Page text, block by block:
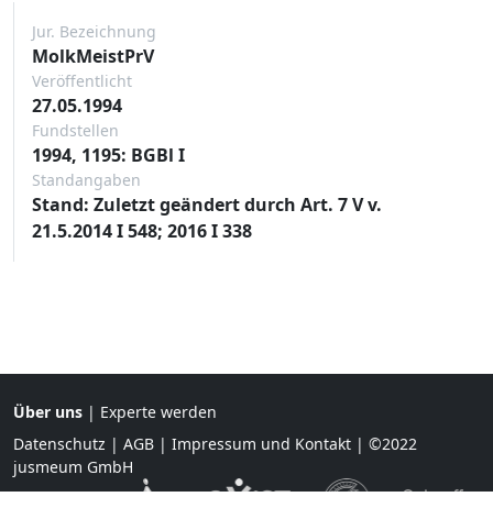
Jur. Bezeichnung
MolkMeistPrV
Veröffentlicht
27.05.1994
Fundstellen
1994, 1195: BGBl I
Standangaben
Stand: Zuletzt geändert durch Art. 7 V v.
21.5.2014 I 548; 2016 I 338
Über uns | Experte werden
Datenschutz | AGB | Impressum und Kontakt | ©2022
jusmeum GmbH